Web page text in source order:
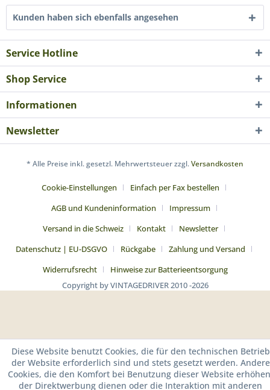
Kunden haben sich ebenfalls angesehen
Service Hotline
Shop Service
Informationen
Newsletter
* Alle Preise inkl. gesetzl. Mehrwertsteuer zzgl.Versandkosten
Cookie-Einstellungen
Einfach per Fax bestellen
AGB und Kundeninformation
Impressum
Versand in die Schweiz
Kontakt
Newsletter
Datenschutz | EU-DSGVO
Rückgabe
Zahlung und Versand
Widerrufsrecht
Hinweise zur Batterieentsorgung
Copyright by VINTAGEDRIVER 2010 -2026
Diese Website benutzt Cookies, die für den technischen Betrieb
der Website erforderlich sind und stets gesetzt werden. Andere
Cookies, die den Komfort bei Benutzung dieser Website
der Direktwerbung dienen oder die Interaktion mit anderen